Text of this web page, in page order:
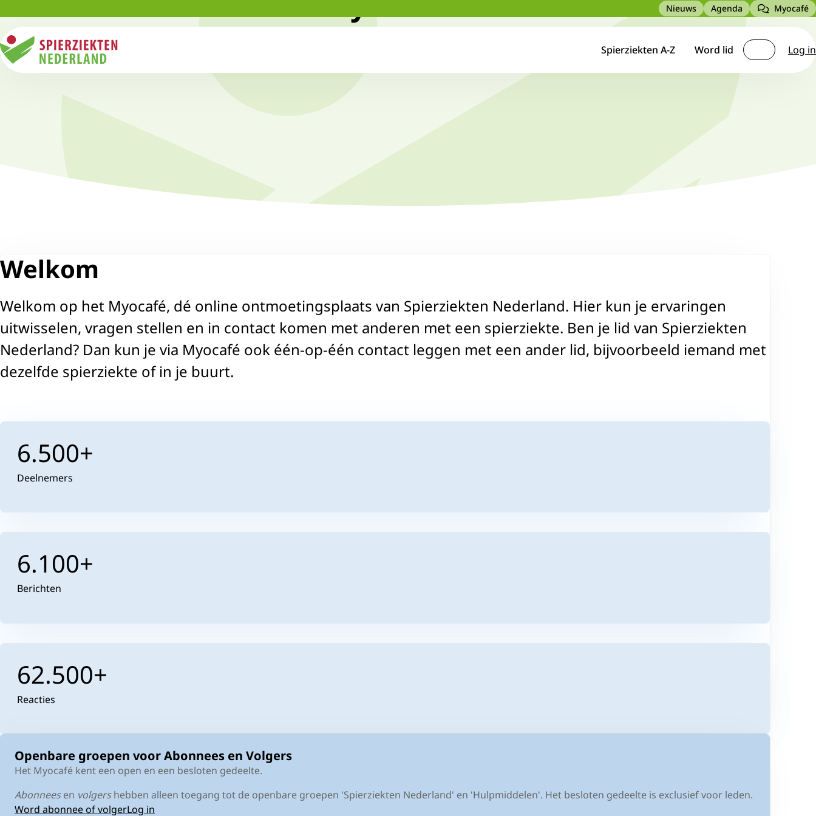
Meta
navigation
Nieuws Agenda Myocafé
Main
navigation
Spierziekten A-Z Word lid Zoek Log in
Welkom
Welkom op het Myocafé, dé online ontmoetingsplaats van Spierziekten Nederland. Hier kun je ervaringen
uitwisselen, vragen stellen en in contact komen met anderen met een spierziekte. Ben je lid van Spierziekten
Nederland? Dan kun je via Myocafé ook één-op-één contact leggen met een ander lid, bijvoorbeeld iemand met
dezelfde spierziekte of in je buurt.
6.500+
Deelnemers
6.100+
Berichten
62.500+
Reacties
Openbare groepen voor Abonnees en Volgers
Het Myocafé kent een open en een besloten gedeelte.
Abonneesen volgershebben alleen toegang tot de openbare groepen 'Spierziekten Nederland' en 'Hulpmiddelen'. Het besloten gedeelte is exclusief voor leden.
Word abonnee of volgerLog in